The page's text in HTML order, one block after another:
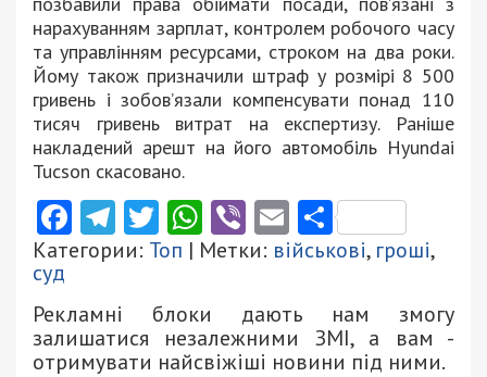
нарахуванням зарплат, контролем робочого часу
та управлінням ресурсами, строком на два роки.
Йому також призначили штраф у розмірі 8 500
гривень і зобов’язали компенсувати понад 110
тисяч гривень витрат на експертизу. Раніше
накладений арешт на його автомобіль Hyundai
Tucson скасовано.
Facebook
Telegram
Twitter
WhatsApp
ViberEmail
Категории: Топ | Метки: військові, гроші,
суд
Рекламні блоки дають нам змогу
залишатися незалежними ЗМІ, а вам -
отримувати найсвіжіші новини під ними.